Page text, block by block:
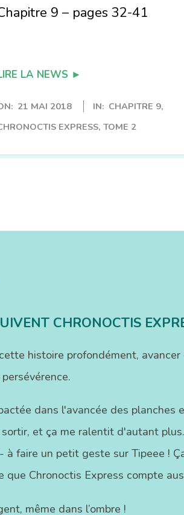
9 – pages 32-41
LA NEWS ►
21 MAI 2018 IN: CHAPITRE 9,
EXPRESS, TOME 2
CHRONOCTIS
histoire profondément,
dans l'avancée des planches
et ça me ralentit d'autant plus.
faire un petit geste sur Tipeee !
Chronoctis Express compte
même dans l’ombre !